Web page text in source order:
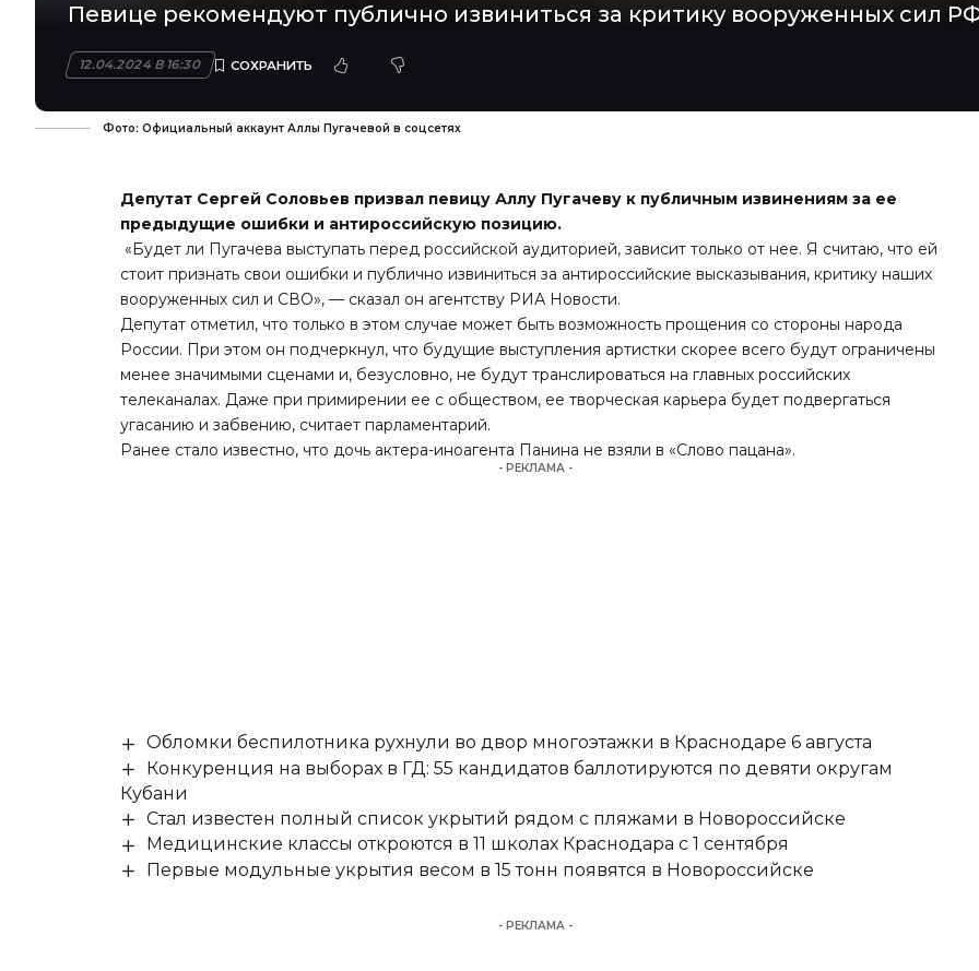
Певице рекомендуют публично извиниться за критику вооруженных сил
12.04.2024 В 16:30
Фото: Официальный аккаунт Аллы Пугачевой в соцсетях
Депутат Сергей Соловьев призвал певицу Аллу Пугачеву к публичным извинениям за ее
предыдущие ошибки и антироссийскую позицию.
«Будет ли Пугачева выступать перед российской аудиторией, зависит только от нее. Я считаю, что ей
стоит признать свои ошибки и публично извиниться за антироссийские высказывания, критику наших
вооруженных сил и СВО», — сказал он агентству РИА Новости.
Депутат отметил, что только в этом случае может быть возможность прощения со стороны народа
России. При этом он подчеркнул, что будущие выступления артистки скорее всего будут ограничены
менее значимыми сценами и, безусловно, не будут транслироваться на главных российских
телеканалах. Даже при примирении ее с обществом, ее творческая карьера будет подвергаться
угасанию и забвению, считает парламентарий.
Ранее стало известно, что дочь актера-иноагента Панина не взяли в «Слово пацана».
- РЕКЛАМА -
Обломки беспилотника рухнули во двор многоэтажки в Краснодаре 6 августа
Конкуренция на выборах в ГД: 55 кандидатов баллотируются по девяти округам
Кубани
Стал известен полный список укрытий рядом с пляжами в Новороссийске
Медицинские классы откроются в 11 школах Краснодара с 1 сентября
Первые модульные укрытия весом в 15 тонн появятся в Новороссийске
- РЕКЛАМА -